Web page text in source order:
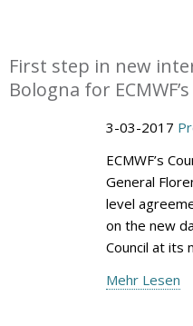
First step in new
Bologna for
3-03-2017
ECMWF’s
General
level
on the new
Council at its
Mehr Lesen